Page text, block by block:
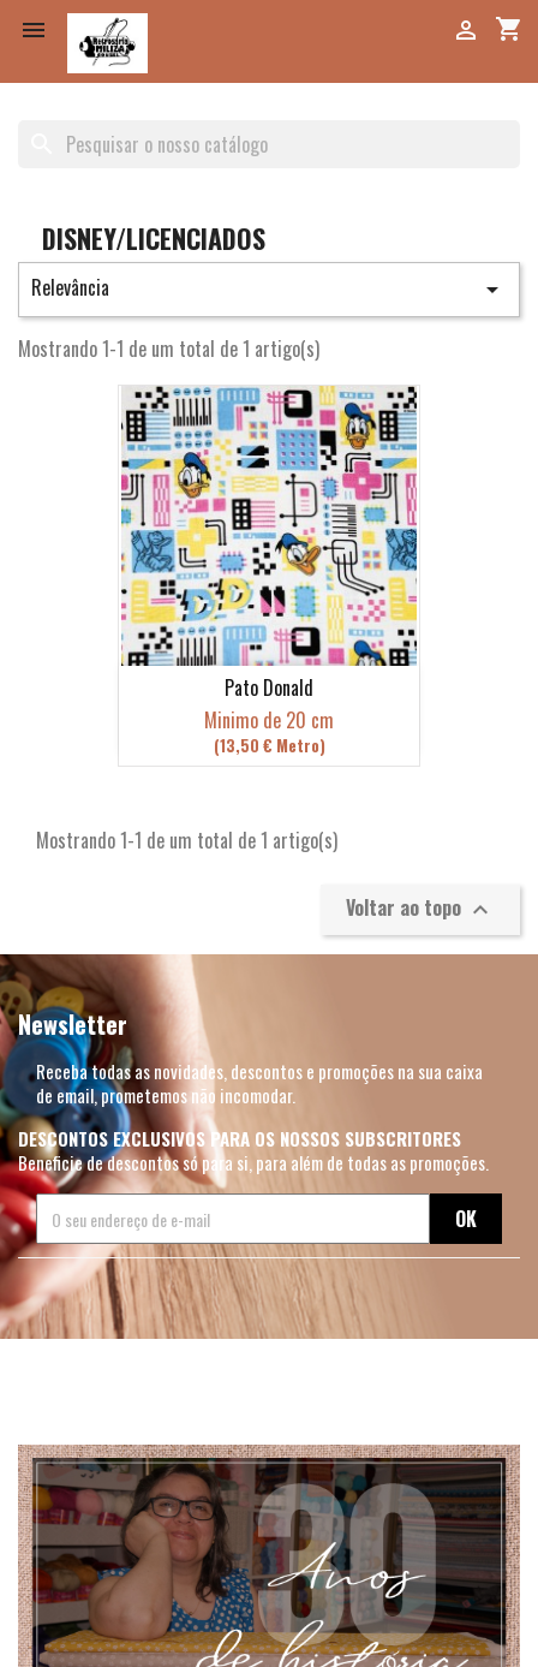
 shopping_cart

DISNEY/LICENCIADOS
Relevância 
Mostrando 1-1 de um total de 1 artigo(s)
Pato Donald
Minimo de 20 cm
(13,50 € Metro)
Mostrando 1-1 de um total de 1 artigo(s)
Voltar ao topo 
Newsletter
Receba todas as novidades, descontos e promoções na sua caixa
de email, prometemos não incomodar.
DESCONTOS EXCLUSIVOS PARA OS NOSSOS SUBSCRITORES
Beneficie de descontos só para si, para além de todas as promoções.